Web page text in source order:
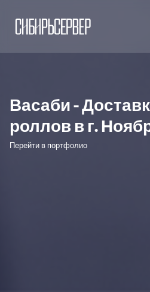
Васаби -
роллов в г.
Перейти в портфолио